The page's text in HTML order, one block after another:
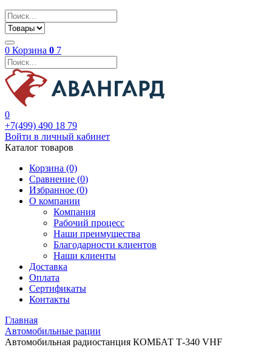
0 Корзина 0 7
0
+7(499) 490 18 79
Войти в личный кабинет
Каталог товаров
Корзина (0)
Сравнение (0)
Избранное (0)
О компании
Компания
Рабочий процесс
Наши преимущества
Благодарности клиентов
Наши клиенты
Доставка
Оплата
Сертификаты
Контакты
Главная
Автомобильные рации
Автомобильная радиостанция КОМБАТ Т-340 VHF